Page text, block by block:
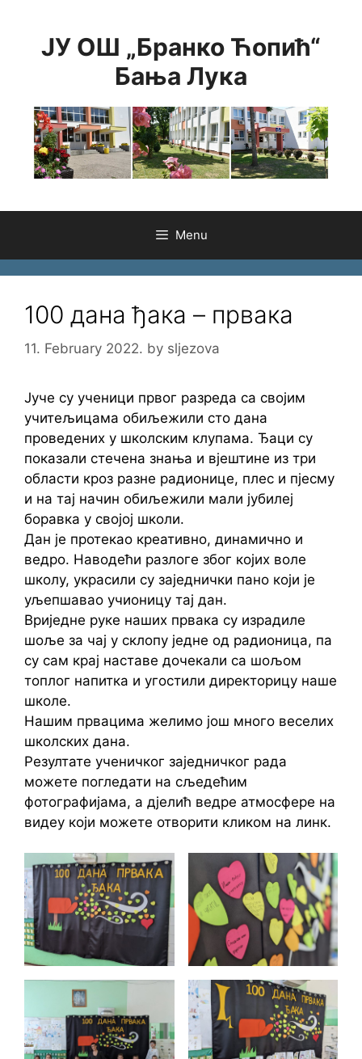
contentЈУ ОШ „Бранко Ћопић“
Бања Лука
Menu
100 дана ђака – првака
11. February 2022. by sljezova
Јуче су ученици првог разреда са својим
учитељицама обиљежили сто дана
проведених у школским клупама. Ђаци су
показали стечена знања и вјештине из три
области кроз разне радионице, плес и пјесму
и на тај начин обиљежили мали јубилеј
боравка у својој школи.
Дан је протекао креативно, динамично и
ведро. Наводећи разлоге због којих воле
школу, украсили су заједнички пано који је
уљепшавао учионицу тај дан.
Вриједне руке наших првака су израдиле
шоље за чај у склопу једне од радионица, па
су сам крај наставе дочекали са шољом
топлог напитка и угостили директорицу наше
школе.
Нашим првацима желимо још много веселих
школских дана.
Резултате ученичког заједничког рада
можете погледати на сљедећим
фотографијама, а дјелић ведре атмосфере на
видеу који можете отворити кликом на линк.